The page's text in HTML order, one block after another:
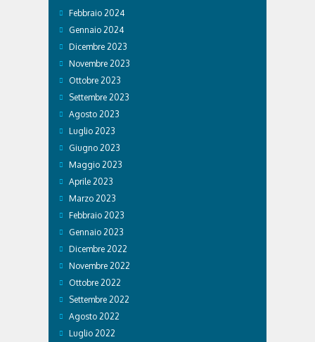
Febbraio 2024
Gennaio 2024
Dicembre 2023
Novembre 2023
Ottobre 2023
Settembre 2023
Agosto 2023
Luglio 2023
Giugno 2023
Maggio 2023
Aprile 2023
Marzo 2023
Febbraio 2023
Gennaio 2023
Dicembre 2022
Novembre 2022
Ottobre 2022
Settembre 2022
Agosto 2022
Luglio 2022